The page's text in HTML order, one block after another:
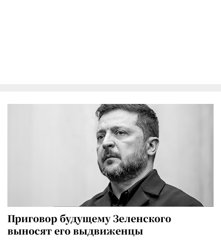
Приговор будущему Зеленского
выносят его выдвиженцы